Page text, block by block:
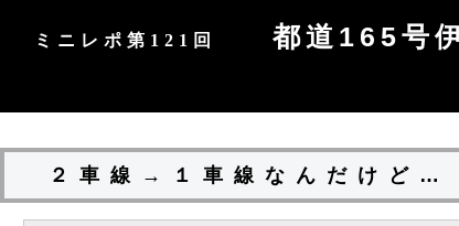
ミニレポ第121回 都道165号
２車線→１車線なんだけ